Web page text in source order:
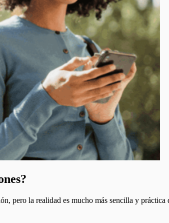
pero la realidad es mucho más sencilla y práctica